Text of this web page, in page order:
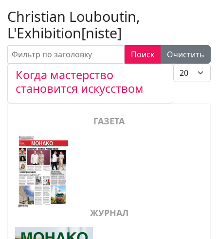
Christian Louboutin,
L'Exhibition[niste]
Фильтр по заголовку Поиск
Очистить
Кол-во
Когда мастерство
становится искусством
ГАЗЕТА
ЖУРНАЛ